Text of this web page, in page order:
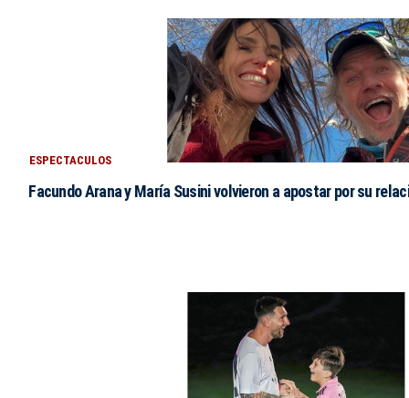
ESPECTACULOS
Facundo Arana y María Susini volvieron a apostar por su